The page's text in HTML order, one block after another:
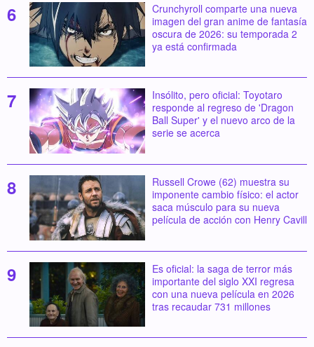
Crunchyroll comparte una nueva
imagen del gran anime de fantasía
oscura de 2026: su temporada 2
ya está confirmada
Insólito, pero oficial: Toyotaro
responde al regreso de 'Dragon
Ball Super' y el nuevo arco de la
serie se acerca
Russell Crowe (62) muestra su
imponente cambio físico: el actor
saca músculo para su nueva
película de acción con Henry Cavill
Es oficial: la saga de terror más
importante del siglo XXI regresa
con una nueva película en 2026
tras recaudar 731 millones